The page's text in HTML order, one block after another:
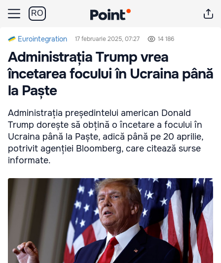
RO
Eurointegration 17 februarie 2025, 07:27 14 186
Administrația Trump vrea
încetarea focului în Ucraina până
la Paște
Administrația președintelui american Donald
Trump dorește să obțină o încetare a focului în
Ucraina până la Paște, adică până pe 20 aprilie,
potrivit agenției Bloomberg, care citează surse
informate.